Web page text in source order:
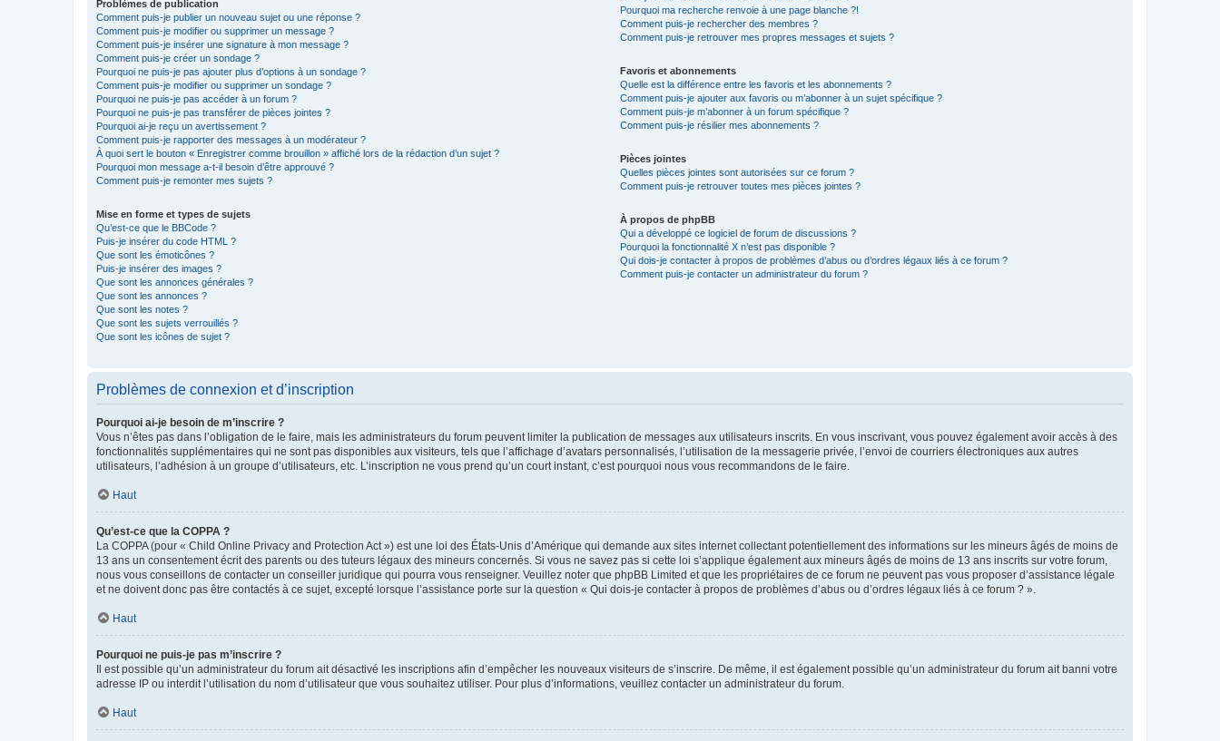
Problèmes de publication
Comment puis-je publier un nouveau sujet ou une réponse ?
Comment puis-je modifier ou supprimer un message ?
Comment puis-je insérer une signature à mon message ?
Comment puis-je créer un sondage ?
Pourquoi ne puis-je pas ajouter plus d’options à un sondage ?
Comment puis-je modifier ou supprimer un sondage ?
Pourquoi ne puis-je pas accéder à un forum ?
Pourquoi ne puis-je pas transférer de pièces jointes ?
Pourquoi ai-je reçu un avertissement ?
Comment puis-je rapporter des messages à un modérateur ?
À quoi sert le bouton « Enregistrer comme brouillon » affiché lors de la rédaction d’un sujet ?
Pourquoi mon message a-t-il besoin d’être approuvé ?
Comment puis-je remonter mes sujets ?
Mise en forme et types de sujets
Qu’est-ce que le BBCode ?
Puis-je insérer du code HTML ?
Que sont les émoticônes ?
Puis-je insérer des images ?
Que sont les annonces générales ?
Que sont les annonces ?
Que sont les notes ?
Que sont les sujets verrouillés ?
Que sont les icônes de sujet ?
Pourquoi ma recherche renvoie à une page blanche ?!
Comment puis-je rechercher des membres ?
Comment puis-je retrouver mes propres messages et sujets ?
Favoris et abonnements
Quelle est la différence entre les favoris et les abonnements ?
Comment puis-je ajouter aux favoris ou m’abonner à un sujet spécifique ?
Comment puis-je m’abonner à un forum spécifique ?
Comment puis-je résilier mes abonnements ?
Pièces jointes
Quelles pièces jointes sont autorisées sur ce forum ?
Comment puis-je retrouver toutes mes pièces jointes ?
À propos de phpBB
Qui a développé ce logiciel de forum de discussions ?
Pourquoi la fonctionnalité X n’est pas disponible ?
Qui dois-je contacter à propos de problèmes d’abus ou d’ordres légaux liés à ce forum ?
Comment puis-je contacter un administrateur du forum ?
Problèmes de connexion et d’inscription
Pourquoi ai-je besoin de m’inscrire ?
Vous n’êtes pas dans l’obligation de le faire, mais les administrateurs du forum peuvent limiter la publication de messages aux utilisateurs inscrits. En vous inscrivant, vous pouvez également avoir accès à des
fonctionnalités supplémentaires qui ne sont pas disponibles aux visiteurs, tels que l’affichage d’avatars personnalisés, l’utilisation de la messagerie privée, l’envoi de courriers électroniques aux autres
utilisateurs, l’adhésion à un groupe d’utilisateurs, etc. L’inscription ne vous prend qu’un court instant, c’est pourquoi nous vous recommandons de le faire.
Haut
Qu’est-ce que la COPPA ?
La COPPA (pour « Child Online Privacy and Protection Act ») est une loi des États-Unis d’Amérique qui demande aux sites internet collectant potentiellement des informations sur les mineurs âgés de moins de
13 ans un consentement écrit des parents ou des tuteurs légaux des mineurs concernés. Si vous ne savez pas si cette loi s’applique également aux mineurs âgés de moins de 13 ans inscrits sur votre forum,
nous vous conseillons de contacter un conseiller juridique qui pourra vous renseigner. Veuillez noter que phpBB Limited et que les propriétaires de ce forum ne peuvent pas vous proposer d’assistance légale
et ne doivent donc pas être contactés à ce sujet, excepté lorsque l’assistance porte sur la question « Qui dois-je contacter à propos de problèmes d’abus ou d’ordres légaux liés à ce forum ? ».
Haut
Pourquoi ne puis-je pas m’inscrire ?
Il est possible qu’un administrateur du forum ait désactivé les inscriptions afin d’empêcher les nouveaux visiteurs de s’inscrire. De même, il est également possible qu’un administrateur du forum ait banni votre
adresse IP ou interdit l’utilisation du nom d’utilisateur que vous souhaitez utiliser. Pour plus d’informations, veuillez contacter un administrateur du forum.
Haut